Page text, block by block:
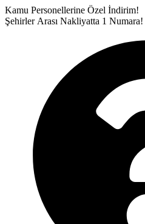
İçeriğe
atla
Kamu Personellerine Özel İndirim!
Şehirler Arası Nakliyatta 1 Numara!